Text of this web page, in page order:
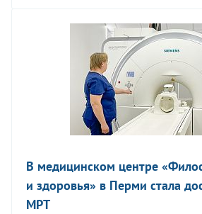
В медицинском центре
и здоровья» в Перми стала
МРТ